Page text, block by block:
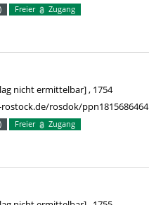
Freier Zugang
nicht ermittelbar] , 1754
rosdok/ppn1815686464
Freier Zugang